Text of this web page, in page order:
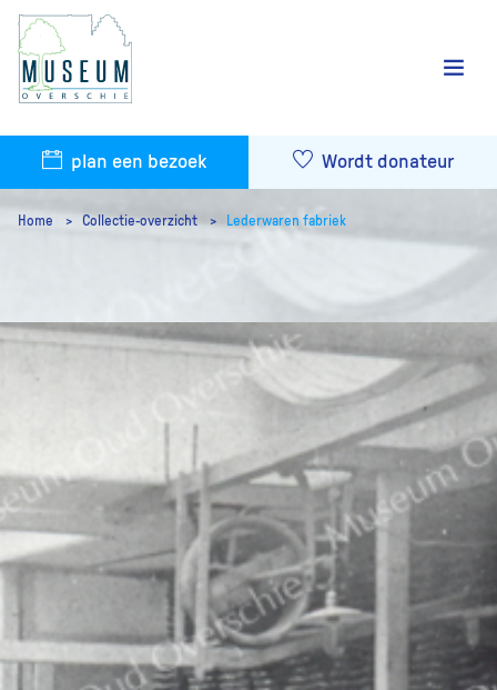
plan een bezoek Wordt donateur
Home Collectie-overzicht Lederwaren fabriek